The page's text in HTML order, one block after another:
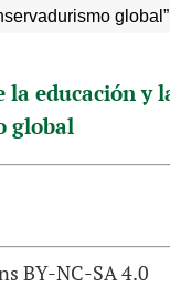
global”